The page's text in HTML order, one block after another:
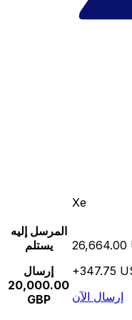
Xe
المرسل إليه
يستلم
إرسال
20,000.00
GBP
26,664.00
+347.75
إرسال الآن